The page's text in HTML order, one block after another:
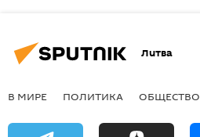
Литва
В МИРЕ ПОЛИТИКА ОБЩЕСТВО